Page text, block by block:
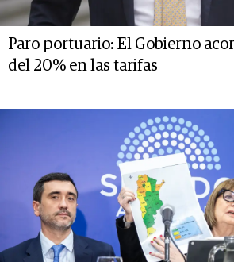
Paro portuario: El Gobierno
del 20% en las tarifas